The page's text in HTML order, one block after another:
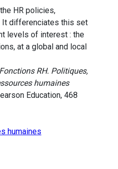
HR policies,
differenciates this set
levels of interest : the
at a global and local
Fonctions RH. Politiques,
humaines
Education, 468
humaines